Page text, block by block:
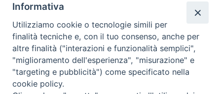
Redazione
Scrivici
Copyright © 2019 - Tutti i diritti riservati - Vita
Informativa
Utilizziamo cookie o tecnologie simili per
finalità tecniche e, con il tuo consenso, anche per
altre finalità ("interazioni e funzionalità semplici",
"miglioramento dell'esperienza", "misurazione" e
"targeting e pubblicità") come specificato nella
cookie policy.